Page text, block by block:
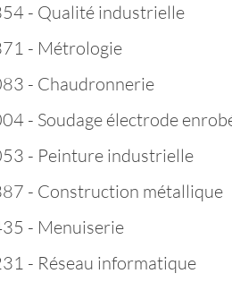
- Qualité industrielle
- Métrologie
- Chaudronnerie
- Soudage électrode
- Peinture industrielle
- Construction métallique
- Menuiserie
- Réseau informatique